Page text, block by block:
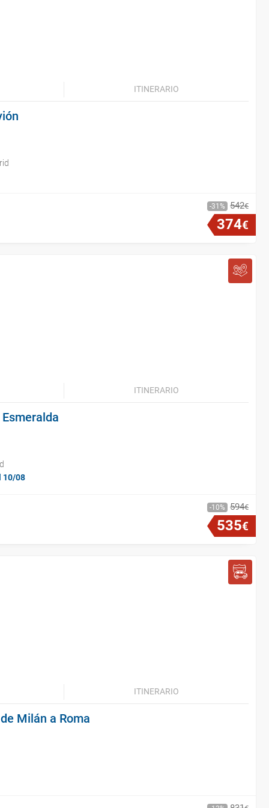
ITINERARIO
31 542€
374€
ITINERARIO
10/08
10 594€
535€
ITINERARIO
Milán a Roma